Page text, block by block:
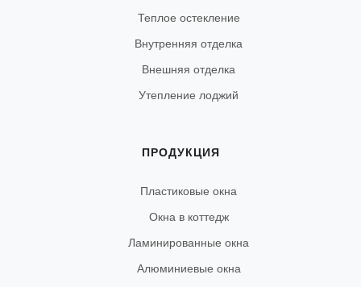
Теплое остекление
Внутренняя отделка
Внешняя отделка
Утепление лоджий
ПРОДУКЦИЯ
Пластиковые окна
Окна в коттедж
Ламинированные окна
Алюминиевые окна